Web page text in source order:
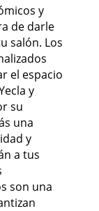
y
de darle
salón. Los
el espacio
y
su
una
y
a tus
son una